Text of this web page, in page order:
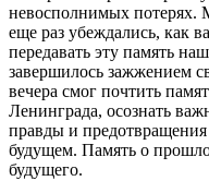
невосполнимых потерях.
еще раз убеждались, как
передавать эту память
завершилось зажжением
вечера смог почтить
Ленинграда, осознать
правды и
будущем. Память о
будущего.